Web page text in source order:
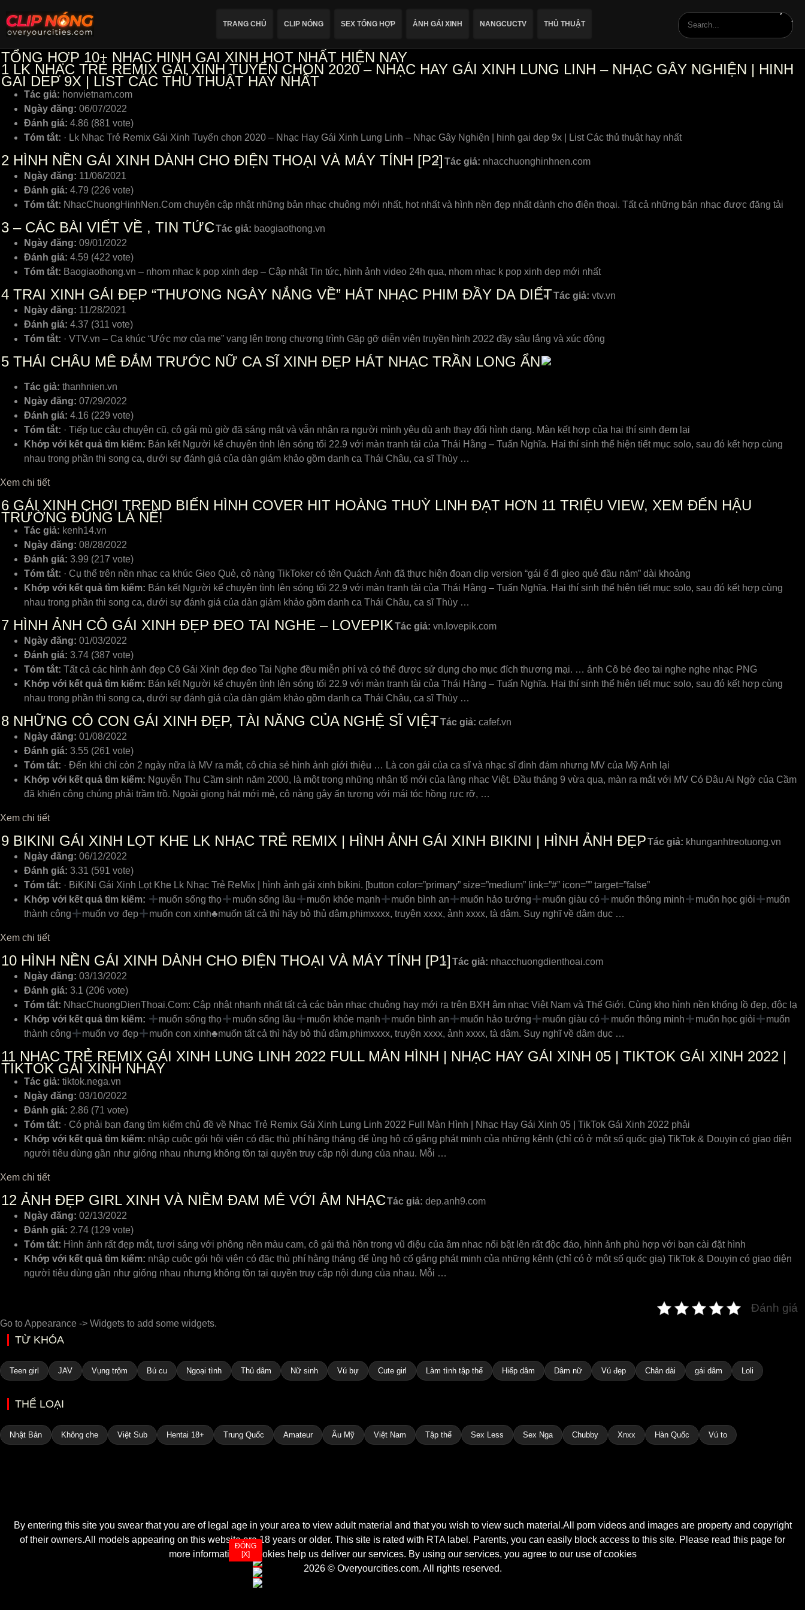
TRANG CHỦ CLIP NÓNG SEX TỔNG HỢP ẢNH GÁI XINH NANGCUCTV THỦ THUẬT
TỔNG HỢP 10+ NHAC HINH GAI XINH HOT NHẤT HIỆN NAY
1 LK NHẠC TRẺ REMIX GÁI XINH TUYỂN CHỌN 2020 – NHẠC HAY GÁI XINH LUNG LINH – NHẠC GÂY NGHIỆN | HINH
GAI DEP 9X | LIST CÁC THỦ THUẬT HAY NHẤT
Tác giả: honvietnam.com
Ngày đăng: 06/07/2022
Đánh giá: 4.86 (881 vote)
Tóm tắt: · Lk Nhạc Trẻ Remix Gái Xinh Tuyển chọn 2020 – Nhạc Hay Gái Xinh Lung Linh – Nhạc Gây Nghiện | hinh gai dep 9x | List Các thủ thuật hay nhất
2 HÌNH NỀN GÁI XINH DÀNH CHO ĐIỆN THOẠI VÀ MÁY TÍNH [P2] Tác giả: nhacchuonghinhnen.com
Ngày đăng: 11/06/2021
Đánh giá: 4.79 (226 vote)
Tóm tắt: NhacChuongHinhNen.Com chuyên cập nhật những bản nhạc chuông mới nhất, hot nhất và hình nền đẹp nhất dành cho điện thoại. Tất cả những bản nhạc được đăng tải
3 – CÁC BÀI VIẾT VỀ , TIN TỨCTác giả: baogiaothong.vn
Ngày đăng: 09/01/2022
Đánh giá: 4.59 (422 vote)
Tóm tắt: Baogiaothong.vn – nhom nhac k pop xinh dep – Cập nhật Tin tức, hình ảnh video 24h qua, nhom nhac k pop xinh dep mới nhất
4 TRAI XINH GÁI ĐẸP “THƯƠNG NGÀY NẮNG VỀ” HÁT NHẠC PHIM ĐẦY DA DIẾTTác giả: vtv.vn
Ngày đăng: 11/28/2021
Đánh giá: 4.37 (311 vote)
Tóm tắt: · VTV.vn – Ca khúc “Ước mơ của mẹ” vang lên trong chương trình Gặp gỡ diễn viên truyền hình 2022 đầy sâu lắng và xúc động
5 THÁI CHÂU MÊ ĐẮM TRƯỚC NỮ CA SĨ XINH ĐẸP HÁT NHẠC TRẦN LONG ẨN
Tác giả: thanhnien.vn
Ngày đăng: 07/29/2022
Đánh giá: 4.16 (229 vote)
Tóm tắt: · Tiếp tục câu chuyện cũ, cô gái mù giờ đã sáng mắt và vẫn nhận ra người mình yêu dù anh thay đổi hình dạng. Màn kết hợp của hai thí sinh đem lại
Khớp với kết quả tìm kiếm: Bán kết Người kể chuyện tình lên sóng tối 22.9 với màn tranh tài của Thái Hằng – Tuấn Nghĩa. Hai thí sinh thể hiện tiết mục solo, sau đó kết hợp cùng
nhau trong phần thi song ca, dưới sự đánh giá của dàn giám khảo gồm danh ca Thái Châu, ca sĩ Thùy …
Xem chi tiết
6 GÁI XINH CHƠI TREND BIẾN HÌNH COVER HIT HOÀNG THUỲ LINH ĐẠT HƠN 11 TRIỆU VIEW, XEM ĐẾN HẬU
TRƯỜNG ĐÚNG LÀ NỂ!
Tác giả: kenh14.vn
Ngày đăng: 08/28/2022
Đánh giá: 3.99 (217 vote)
Tóm tắt: · Cụ thể trên nền nhạc ca khúc Gieo Quẻ, cô nàng TikToker có tên Quách Ánh đã thực hiện đoạn clip version “gái ế đi gieo quẻ đầu năm” dài khoảng
Khớp với kết quả tìm kiếm: Bán kết Người kể chuyện tình lên sóng tối 22.9 với màn tranh tài của Thái Hằng – Tuấn Nghĩa. Hai thí sinh thể hiện tiết mục solo, sau đó kết hợp cùng
nhau trong phần thi song ca, dưới sự đánh giá của dàn giám khảo gồm danh ca Thái Châu, ca sĩ Thùy …
7 HÌNH ẢNH CÔ GÁI XINH ĐẸP ĐEO TAI NGHE – LOVEPIKTác giả: vn.lovepik.com
Ngày đăng: 01/03/2022
Đánh giá: 3.74 (387 vote)
Tóm tắt: Tất cả các hình ảnh đẹp Cô Gái Xinh đẹp đeo Tai Nghe đều miễn phí và có thể được sử dụng cho mục đích thương mại. … ảnh Cô bé đeo tai nghe nghe nhạc PNG
Khớp với kết quả tìm kiếm: Bán kết Người kể chuyện tình lên sóng tối 22.9 với màn tranh tài của Thái Hằng – Tuấn Nghĩa. Hai thí sinh thể hiện tiết mục solo, sau đó kết hợp cùng
nhau trong phần thi song ca, dưới sự đánh giá của dàn giám khảo gồm danh ca Thái Châu, ca sĩ Thùy …
8 NHỮNG CÔ CON GÁI XINH ĐẸP, TÀI NĂNG CỦA NGHỆ SĨ VIỆTTác giả: cafef.vn
Ngày đăng: 01/08/2022
Đánh giá: 3.55 (261 vote)
Tóm tắt: · Đến khi chỉ còn 2 ngày nữa là MV ra mắt, cô chia sẻ hình ảnh giới thiệu … Là con gái của ca sĩ và nhạc sĩ đình đám nhưng MV của Mỹ Anh lại
Khớp với kết quả tìm kiếm: Nguyễn Thu Cầm sinh năm 2000, là một trong những nhân tố mới của làng nhạc Việt. Đầu tháng 9 vừa qua, màn ra mắt với MV Có Đâu Ai Ngờ của Cầm
đã khiến công chúng phải trầm trồ. Ngoài giọng hát mới mẻ, cô nàng gây ấn tượng với mái tóc hồng rực rỡ, …
Xem chi tiết
9 BIKINI GÁI XINH LỌT KHE LK NHẠC TRẺ REMIX | HÌNH ẢNH GÁI XINH BIKINI | HÌNH ẢNH ĐẸPTác giả: khunganhtreotuong.vn
Ngày đăng: 06/12/2022
Đánh giá: 3.31 (591 vote)
Tóm tắt: · BiKiNi Gái Xinh Lọt Khe Lk Nhạc Trẻ ReMix | hình ảnh gái xinh bikini. [button color=”primary” size=”medium” link=”#” icon=”” target=”false”
Khớp với kết quả tìm kiếm:
muốn sống thọ muốn sống lâu muốn khỏe mạnh muốn bình an muốn hảo tướng muốn giàu có muốn thông minh muốn học giỏi
muốn
thành công
muốn vợ đẹp muốn con xinh♣️muốn tất cả thì hãy bỏ thủ dâm,phimxxxx, truyện xxxx, ảnh xxxx, tà dâm. Suy nghĩ về dâm dục …
Xem chi tiết
10 HÌNH NỀN GÁI XINH DÀNH CHO ĐIỆN THOẠI VÀ MÁY TÍNH [P1] Tác giả: nhacchuongdienthoai.com
Ngày đăng: 03/13/2022
Đánh giá: 3.1 (206 vote)
Tóm tắt: NhacChuongDienThoai.Com: Cập nhật nhanh nhất tất cả các bản nhạc chuông hay mới ra trên BXH âm nhạc Việt Nam và Thế Giới. Cùng kho hình nền khổng lồ đẹp, độc lạ
Khớp với kết quả tìm kiếm:
muốn sống thọ muốn sống lâu muốn khỏe mạnh muốn bình an muốn hảo tướng muốn giàu có muốn thông minh muốn học giỏi
muốn
thành công
muốn vợ đẹp muốn con xinh♣️muốn tất cả thì hãy bỏ thủ dâm,phimxxxx, truyện xxxx, ảnh xxxx, tà dâm. Suy nghĩ về dâm dục …
11 NHẠC TRẺ REMIX GÁI XINH LUNG LINH 2022 FULL MÀN HÌNH | NHẠC HAY GÁI XINH 05 | TIKTOK GÁI XINH 2022 |
TIKTOK GÁI XINH NHẢY
Tác giả: tiktok.nega.vn
Ngày đăng: 03/10/2022
Đánh giá: 2.86 (71 vote)
Tóm tắt: · Có phải bạn đang tìm kiếm chủ đề về Nhạc Trẻ Remix Gái Xinh Lung Linh 2022 Full Màn Hình | Nhạc Hay Gái Xinh 05 | TikTok Gái Xinh 2022 phải
Khớp với kết quả tìm kiếm: nhập cuộc gói hội viên có đặc thù phí hằng tháng để ủng hộ cố gắng phát minh của những kênh (chỉ có ở một số quốc gia) TikTok & Douyin có giao diện
người tiêu dùng gần như giống nhau nhưng không tồn tại quyền truy cập nội dung của nhau. Mỗi …
Xem chi tiết
12 ẢNH ĐẸP GIRL XINH VÀ NIỀM ĐAM MÊ VỚI ÂM NHẠCTác giả: dep.anh9.com
Ngày đăng: 02/13/2022
Đánh giá: 2.74 (129 vote)
Tóm tắt: Hình ảnh rất đẹp mắt, tươi sáng với phông nền màu cam, cô gái thả hồn trong vũ điệu của âm nhac nổi bật lên rất độc đáo, hình ảnh phù hợp với bạn cài đặt hình
Khớp với kết quả tìm kiếm: nhập cuộc gói hội viên có đặc thù phí hằng tháng để ủng hộ cố gắng phát minh của những kênh (chỉ có ở một số quốc gia) TikTok & Douyin có giao diện
người tiêu dùng gần như giống nhau nhưng không tồn tại quyền truy cập nội dung của nhau. Mỗi …
Đánh giá
Go to Appearance -> Widgets to add some widgets.
TỪ KHÓA
Teen girl JAV Vụng trộm Bú cu Ngoại tình Thủ dâm Nữ sinh Vú bự Cute girl Làm tình tập thể Hiếp dâm Dâm nữ Vú đẹp Chân dài gái dâm Loli
THỂ LOẠI
Nhật Bản Không che Việt Sub Hentai 18+ Trung Quốc Amateur Âu Mỹ Việt Nam Tập thể Sex Less Sex Nga Chubby Xnxx Hàn Quốc Vú to
By entering this site you swear that you are of legal age in your area to view adult material and that you wish to view such material.All porn videos and images are property and copyright
of their owners.All models appearing on this website are 18 years or older. This site is rated with RTA label. Parents, you can easily block access to this site. Please read this page for
more informations. Cookies help us deliver our services. By using our services, you agree to our use of cookies
2026 © Overyourcities.com. All rights reserved.
ĐÓNG
[X]